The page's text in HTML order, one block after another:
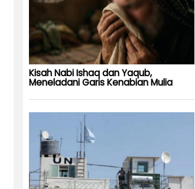
Kisah Nabi Ishaq dan Yaqub,
Meneladani Garis Kenabian Mulia